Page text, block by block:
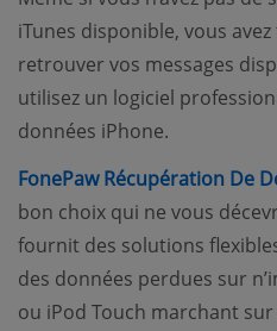
iTunes disponible, vous
retrouver vos messages
utilisez un logiciel
données iPhone.
FonePaw Récupération De
bon choix qui ne vous
fournit des solutions
des données perdues sur
ou iPod Touch marchant